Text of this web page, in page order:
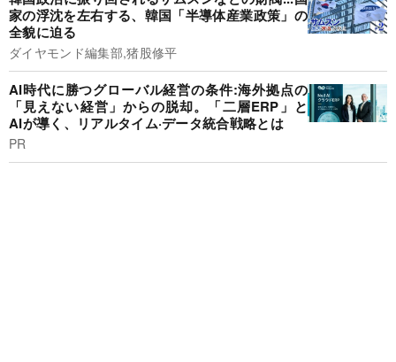
家の浮沈を左右する、韓国「半導体産業政策」の
全貌に迫る
ダイヤモンド編集部,猪股修平
AI時代に勝つグローバル経営の条件:海外拠点の
「見えない経営」からの脱却。「二層ERP」と
AIが導く、リアルタイム·データ統合戦略とは
PR